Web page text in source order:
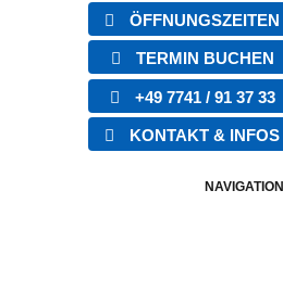
ÖFFNUNGSZEITEN
TERMIN BUCHEN
+49 7741 / 91 37 33
KONTAKT & INFOS
NAVIGATION